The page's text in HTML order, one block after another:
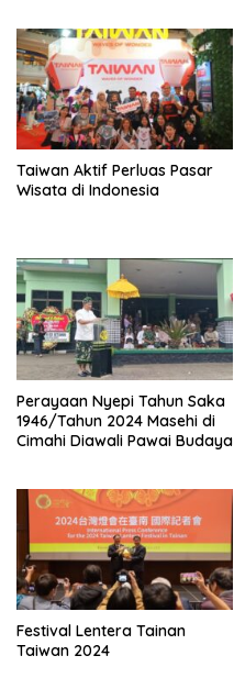
Taiwan Aktif Perluas Pasar
Wisata di Indonesia
Perayaan Nyepi Tahun Saka
1946/Tahun 2024 Masehi di
Cimahi Diawali Pawai Budaya
Festival Lentera Tainan
Taiwan 2024